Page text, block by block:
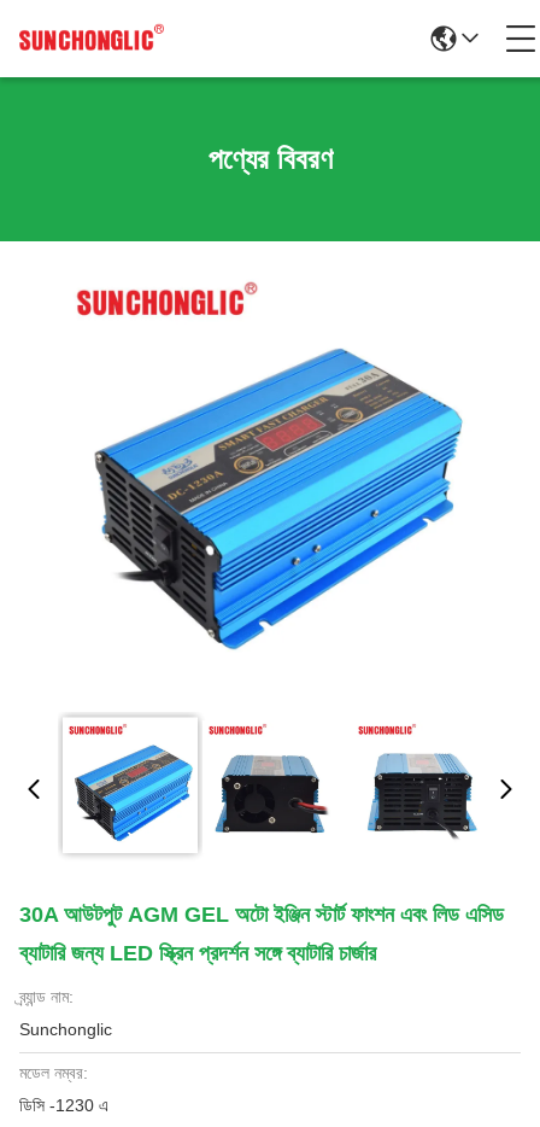
পণ্যের বিবরণ
30A আউটপুট AGM GEL অটো ইঞ্জিন স্টার্ট ফাংশন এবং লিড এসিড
ব্যাটারি জন্য LED স্ক্রিন প্রদর্শন সঙ্গে ব্যাটারি চার্জার
ব্র্যান্ড নাম:
Sunchonglic
মডেল নম্বর:
ডিসি -1230 এ